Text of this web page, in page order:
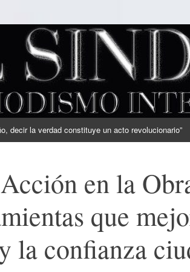
decir la verdad constituye un acto revolucionario”
en la
que
la confianza